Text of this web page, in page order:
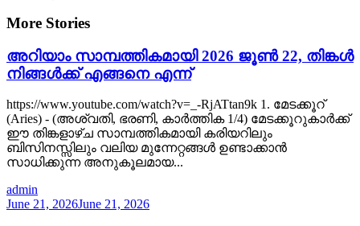
More Stories
അറിയാം സാമ്പത്തികമായി 2026 ജൂൺ 22, തിങ്കൾ
നിങ്ങൾക്ക് എങ്ങനെ എന്ന്
https://www.youtube.com/watch?v=_-RjATtan9k 1. മേടക്കൂറ്
(Aries) - (അശ്വതി, ഭരണി, കാർത്തിക 1/4) മേടക്കൂറുകാർക്ക്
ഈ തിങ്കളാഴ്ച സാമ്പത്തികമായി കരിയറിലും
ബിസിനസ്സിലും വലിയ മുന്നേറ്റങ്ങൾ ഉണ്ടാക്കാൻ
സാധിക്കുന്ന അനുകൂലമായ...
admin
June 21, 2026June 21, 2026